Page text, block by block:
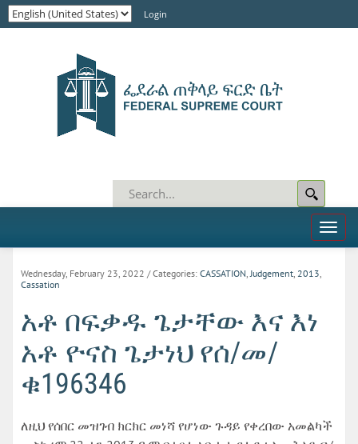
Login
Toggle
Wednesday, February 23, 2022 / Categories: CASSATION,Judgement, 2013,
Cassation
አቶ በፍቃዱ ጌታቸው እና እነ
አቶ ዮናስ ጌታነህ የሰ/መ/
ቁ196346
ለዚህ የሰበር መዝገብ ክርክር መነሻ የሆነው ጉዳይ የቀረበው አመልካች